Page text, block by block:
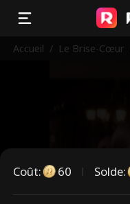
Accueil / Le Brise-Cœur
Coût: 60 Solde: